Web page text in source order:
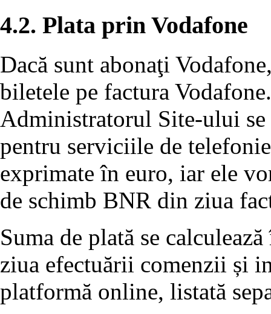
4.2. Plata prin Vodafone
Dacă sunt abonaţi
biletele pe factura
Administratorul Site-ului se
pentru serviciile de
exprimate în euro, iar ele
de schimb BNR din ziua
Suma de plată se
ziua efectuării comenzii și
platformă online, listată